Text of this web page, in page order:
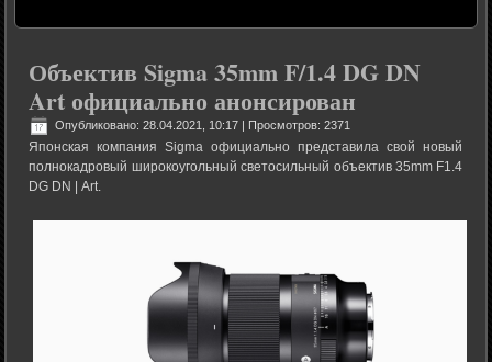
Объектив Sigma 35mm F/1.4 DG DN
Art официально анонсирован
Опубликовано: 28.04.2021, 10:17 | Просмотров: 2371
Японская компания Sigma официально представила свой новый
полнокадровый широкоугольный светосильный объектив 35mm F1.4
DG DN | Art.